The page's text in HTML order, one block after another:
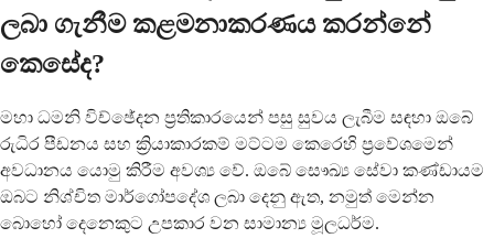
ලබා ගැනීම කළමනාකරණය කරන්නේ
කෙසේද?
මහා ධමනි විච්ඡේදන ප්‍රතිකාරයෙන් පසු සුවය ලැබීම සඳහා ඔබේ
රුධිර පීඩනය සහ ක්‍රියාකාරකම් මට්ටම කෙරෙහි ප්‍රවේශමෙන්
අවධානය යොමු කිරීම අවශ්‍ය වේ. ඔබේ සෞඛ්‍ය සේවා කණ්ඩායම
ඔබට නිශ්චිත මාර්ගෝපදේශ ලබා දෙනු ඇත, නමුත් මෙන්න
බොහෝ දෙනෙකුට උපකාර වන සාමාන්‍ය මූලධර්ම.